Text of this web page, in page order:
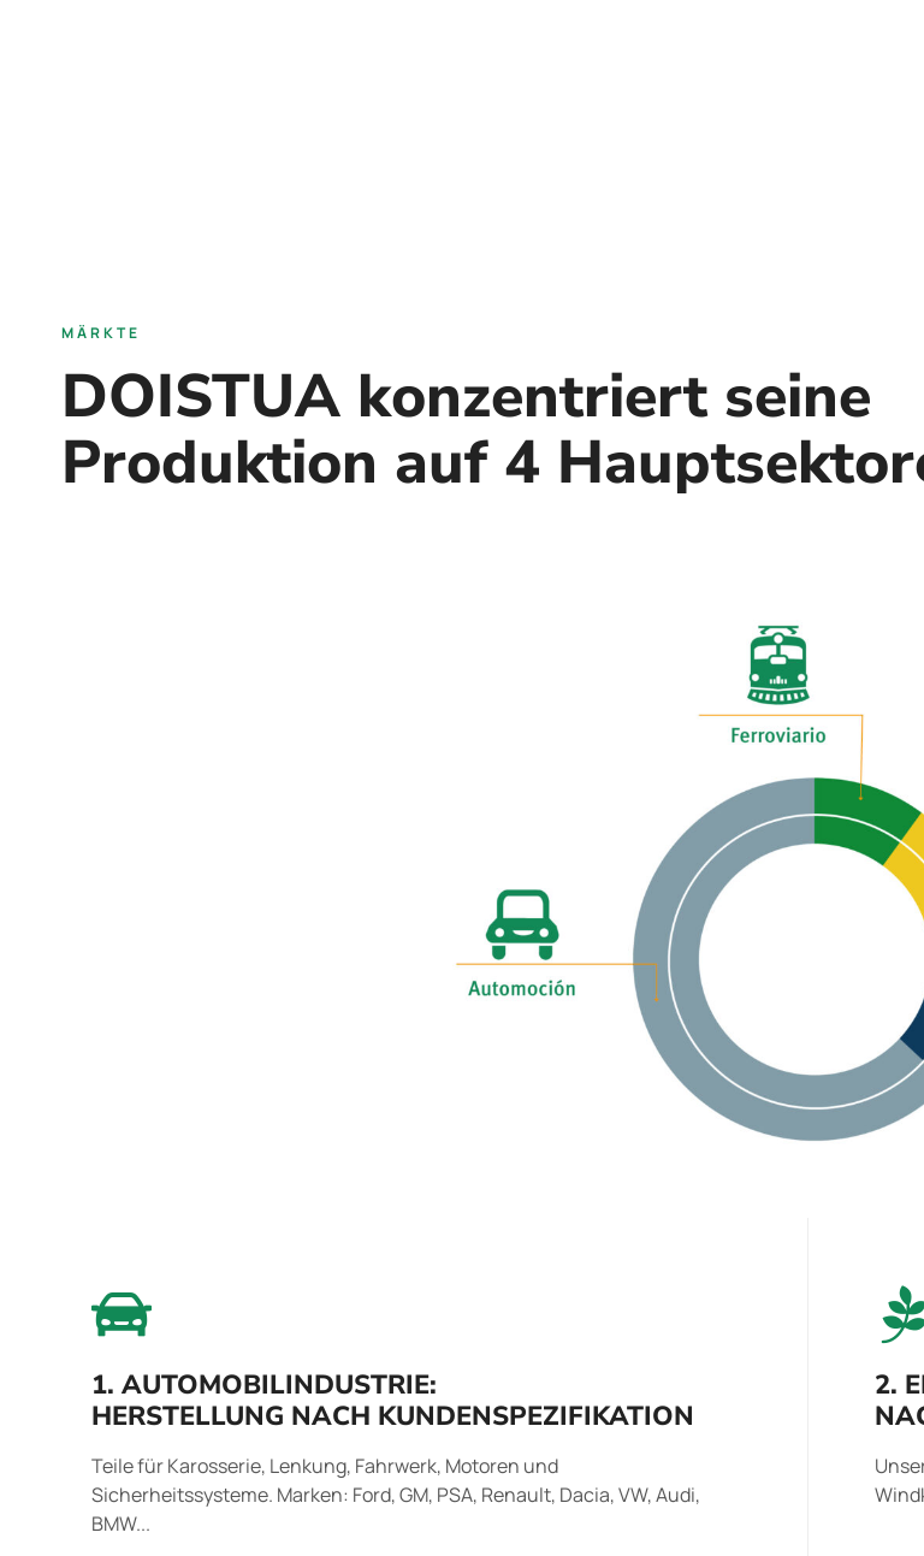
MÄRKTE
DOISTUA konzentriert seine
Produktion auf 4
1. AUTOMOBILINDUSTRIE:
HERSTELLUNG NACH KUNDENSPEZIFIKATION
Teile für Karosserie, Lenkung, Fahrwerk, Motoren und
Sicherheitssysteme. Marken: Ford, GM, PSA, Renault, Dacia, VW, Audi,
BMW...
2.